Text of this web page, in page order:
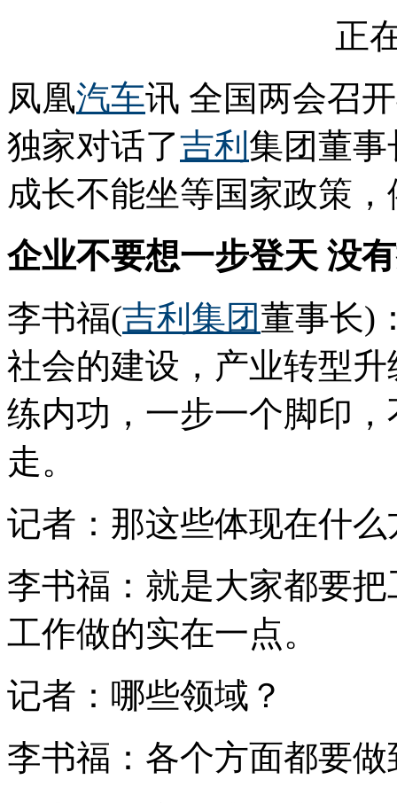
正
凤凰汽车讯 全国两会召
独家对话了吉利 集团董事
成长不能坐等国家政策
企业不要想一步登天 没
李书福(吉利集团董事长)
社会的建设，产业转型
练内功，一步一个脚印
走。
记者：那这些体现在什
李书福：就是大家都要
工作做的实在一点。
记者：哪些领域？
李书福：各个方面都要做